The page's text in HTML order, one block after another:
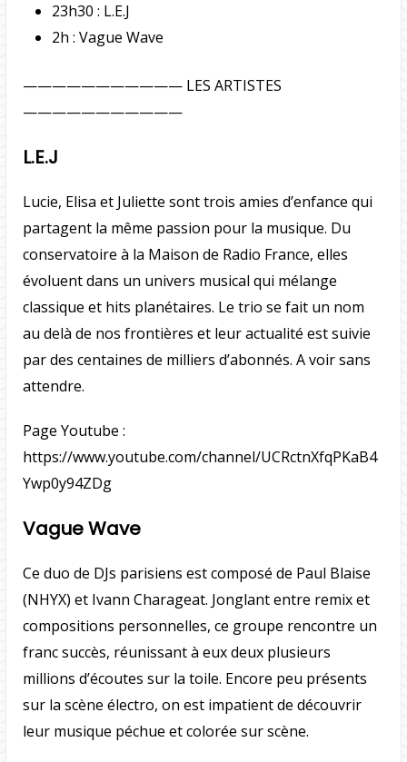
23h30 : L.E.J
2h : Vague Wave
——————————— LES ARTISTES
———————————
L.E.J
Lucie, Elisa et Juliette sont trois amies d’enfance qui
partagent la même passion pour la musique. Du
conservatoire à la Maison de Radio France, elles
évoluent dans un univers musical qui mélange
classique et hits planétaires. Le trio se fait un nom
au delà de nos frontières et leur actualité est suivie
par des centaines de milliers d’abonnés. A voir sans
attendre.
Page Youtube :
https://www.youtube.com/channel/UCRctnXfqPKaB4
Ywp0y94ZDg
Vague Wave
Ce duo de DJs parisiens est composé de Paul Blaise
(NHYX) et Ivann Charageat. Jonglant entre remix et
compositions personnelles, ce groupe rencontre un
franc succès, réunissant à eux deux plusieurs
millions d’écoutes sur la toile. Encore peu présents
sur la scène électro, on est impatient de découvrir
leur musique péchue et colorée sur scène.